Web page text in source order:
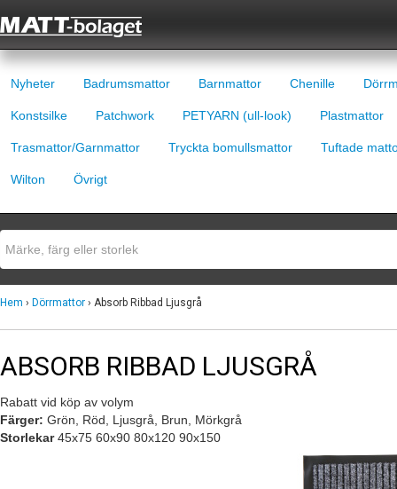
Nyheter Badrumsmattor Barnmattor Chenille
Konstsilke Patchwork PETYARN (ull-look) Plastmattor
Trasmattor/Garnmattor Tryckta bomullsmattor Tuftade
Wilton Övrigt
Hem › Dörrmattor › Absorb Ribbad Ljusgrå
ABSORB RIBBAD LJUSGRÅ
Rabatt vid köp av volym
Färger: Grön, Röd, Ljusgrå, Brun, Mörkgrå
Storlekar45x75 60x90 80x120 90x150